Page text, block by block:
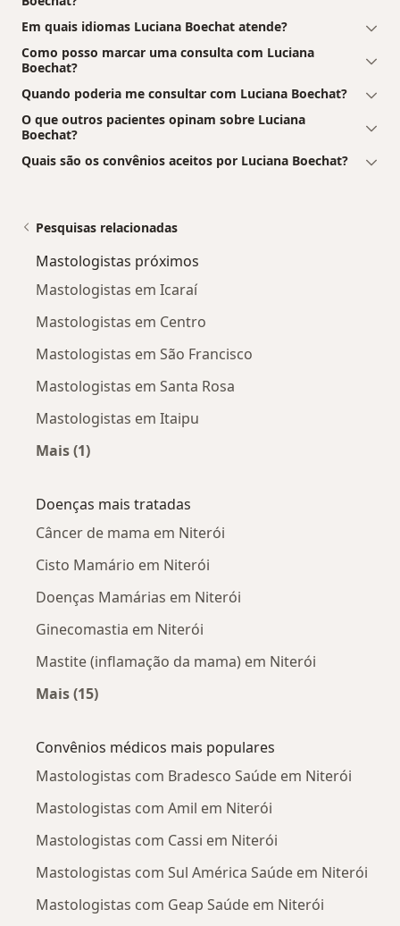
Em quais idiomas Luciana Boechat atende?
Como posso marcar uma consulta com Luciana
Boechat?
Quando poderia me consultar com Luciana Boechat?
O que outros pacientes opinam sobre Luciana
Boechat?
Quais são os convênios aceitos por Luciana Boechat?
Pesquisas relacionadas
Mastologistas próximos
Mastologistas em Icaraí
Mastologistas em Centro
Mastologistas em São Francisco
Mastologistas em Santa Rosa
Mastologistas em Itaipu
Mais (1)
Doenças mais tratadas
Câncer de mama em Niterói
Cisto Mamário em Niterói
Doenças Mamárias em Niterói
Ginecomastia em Niterói
Mastite (inflamação da mama) em Niterói
Mais (15)
Convênios médicos mais populares
Mastologistas com Bradesco Saúde em Niterói
Mastologistas com Amil em Niterói
Mastologistas com Cassi em Niterói
Mastologistas com Sul América Saúde em Niterói
Mastologistas com Geap Saúde em Niterói